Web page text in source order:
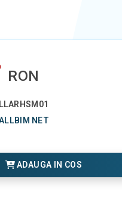
RON
NET
ADAUGA IN COS